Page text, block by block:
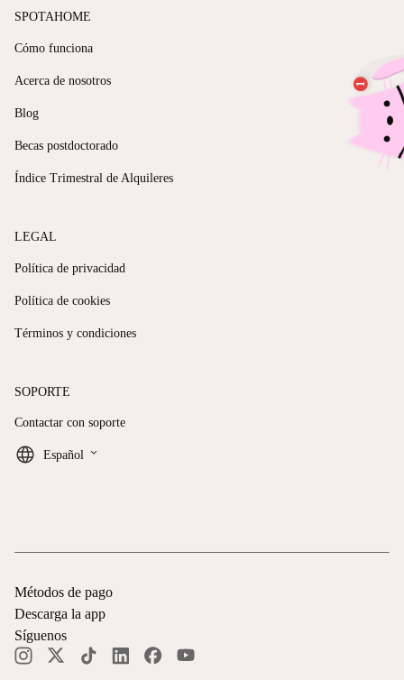
SPOTAHOME
Cómo funciona
Acerca de nosotros
Blog
Becas postdoctorado
Índice Trimestral de Alquileres
LEGAL
Política de privacidad
Política de cookies
Términos y condiciones
SOPORTE
Contactar con soporte
Español keyboard_arrow_down
Métodos de pago
Descarga la app
Síguenos